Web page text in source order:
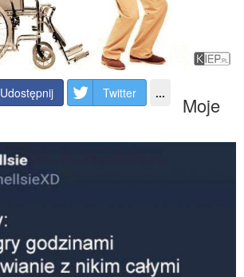
Udostępnij Twitter ... Moje